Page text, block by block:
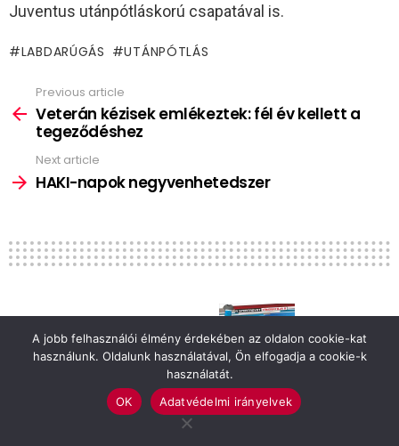
Juventus utánpótláskorú csapatával is.
LABDARÚGÁS UTÁNPÓTLÁS
more
Previous article
Veterán kézisek emlékeztek: fél év kellett a
tegeződéshez
Next article
HAKI-napok negyvenhetedszer
Veterán kézisek emlékeztek: fél
év kellett a tegeződéshez
A jobb felhasználói élmény érdekében az oldalon cookie-kat
használunk. Oldalunk használatával, Ön elfogadja a cookie-k
használatát.
OK
Adatvédelmi irányelvek